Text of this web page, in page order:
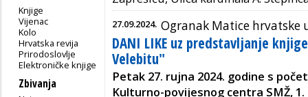
Knjige
Vijenac
Kolo
Hrvatska revija
Prirodoslovlje
Elektroničke knjige
Zbivanja
27.09.2024. Ogranak Matice hrvatske
DANI LIKE uz predstavljanje
Velebitu"
Petak 27. rujna 2024. godine s
Kulturno-povijesnog centra SMŽ,